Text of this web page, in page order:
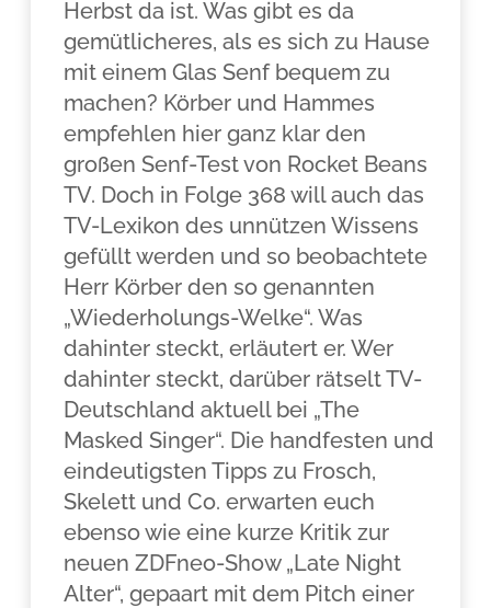
Herbst da ist. Was gibt es da
gemütlicheres, als es sich zu Hause
mit einem Glas Senf bequem zu
machen? Körber und Hammes
empfehlen hier ganz klar den
großen Senf-Test von Rocket Beans
TV. Doch in Folge 368 will auch das
TV-Lexikon des unnützen Wissens
gefüllt werden und so beobachtete
Herr Körber den so genannten
„Wiederholungs-Welke“. Was
dahinter steckt, erläutert er. Wer
dahinter steckt, darüber rätselt TV-
Deutschland aktuell bei „The
Masked Singer“. Die handfesten und
eindeutigsten Tipps zu Frosch,
Skelett und Co. erwarten euch
ebenso wie eine kurze Kritik zur
neuen ZDFneo-Show „Late Night
Alter“, gepaart mit dem Pitch einer